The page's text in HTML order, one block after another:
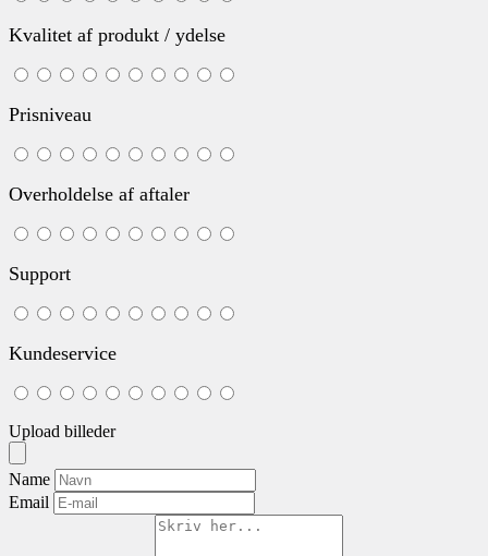
Kvalitet af produkt / ydelse
Prisniveau
Overholdelse af aftaler
Support
Kundeservice
Upload billeder
Name
Email